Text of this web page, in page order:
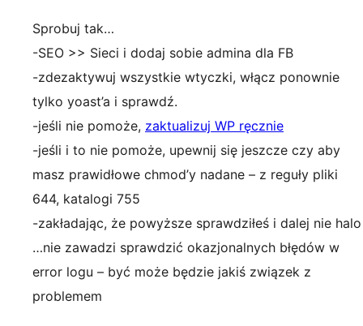
Sprobuj tak…
-SEO >> Sieci i dodaj sobie admina dla FB
-zdezaktywuj wszystkie wtyczki, włącz ponownie
tylko yoast’a i sprawdź.
-jeśli nie pomoże, zaktualizuj WP ręcznie
-jeśli i to nie pomoże, upewnij się jeszcze czy aby
masz prawidłowe chmod’y nadane – z reguły pliki
644, katalogi 755
-zakładając, że powyższe sprawdziłeś i dalej nie halo
…nie zawadzi sprawdzić okazjonalnych błędów w
error logu – być może będzie jakiś związek z
problemem